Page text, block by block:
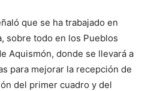
que se ha trabajado en
sobre todo en los Pueblos
Aquismón, donde se llevará a
para mejorar la recepción de
del primer cuadro y del